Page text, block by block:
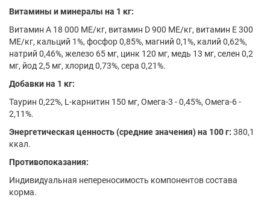
Витамины и минералы на 1 кг:
Витамин А 18 000 ME/кг, витамин D 900 ME/кг, витамин E 300
ME/кг, кальций 1%, фосфор 0,85%, магний 0,1%, калий 0,62%,
натрий 0,46%, железо 65 мг, цинк 120 мг, медь 13 мг, селен 0,2
мг, йод 2,5 мг, хлорид 0,73%, сера 0,21%.
Добавки на 1 кг:
Таурин 0,22%, L-карнитин 150 мг, Омега-3 - 0,45%, Омега-6 -
2,11%.
Энергетическая ценность (средние значения) на 100 г: 380,1
ккал.
Противопоказания:
Индивидуальная непереносимость компонентов состава
корма.